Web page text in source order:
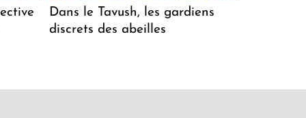
Dans le Tavush, les gardiens
discrets des abeilles